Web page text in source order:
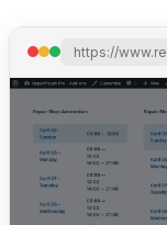
https://